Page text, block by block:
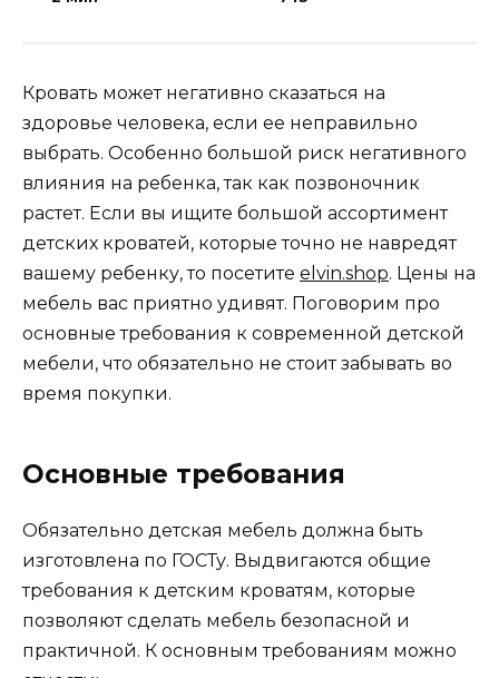
Кровать может негативно сказаться на
здоровье человека, если ее неправильно
выбрать. Особенно большой риск негативного
влияния на ребенка, так как позвоночник
растет. Если вы ищите большой ассортимент
детских кроватей, которые точно не навредят
вашему ребенку, то посетите elvin.shop. Цены на
мебель вас приятно удивят. Поговорим про
основные требования к современной детской
мебели, что обязательно не стоит забывать во
время покупки.
Основные требования
Обязательно детская мебель должна быть
изготовлена по ГОСТу. Выдвигаются общие
требования к детским кроватям, которые
позволяют сделать мебель безопасной и
практичной. К основным требованиям можно